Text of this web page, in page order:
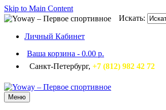
Skip to Main Content
Искать:
Личный Кабинет
Ваша корзина - 0.00 р.
Санкт-Петербург, +7 (812) 982 42 72
Меню